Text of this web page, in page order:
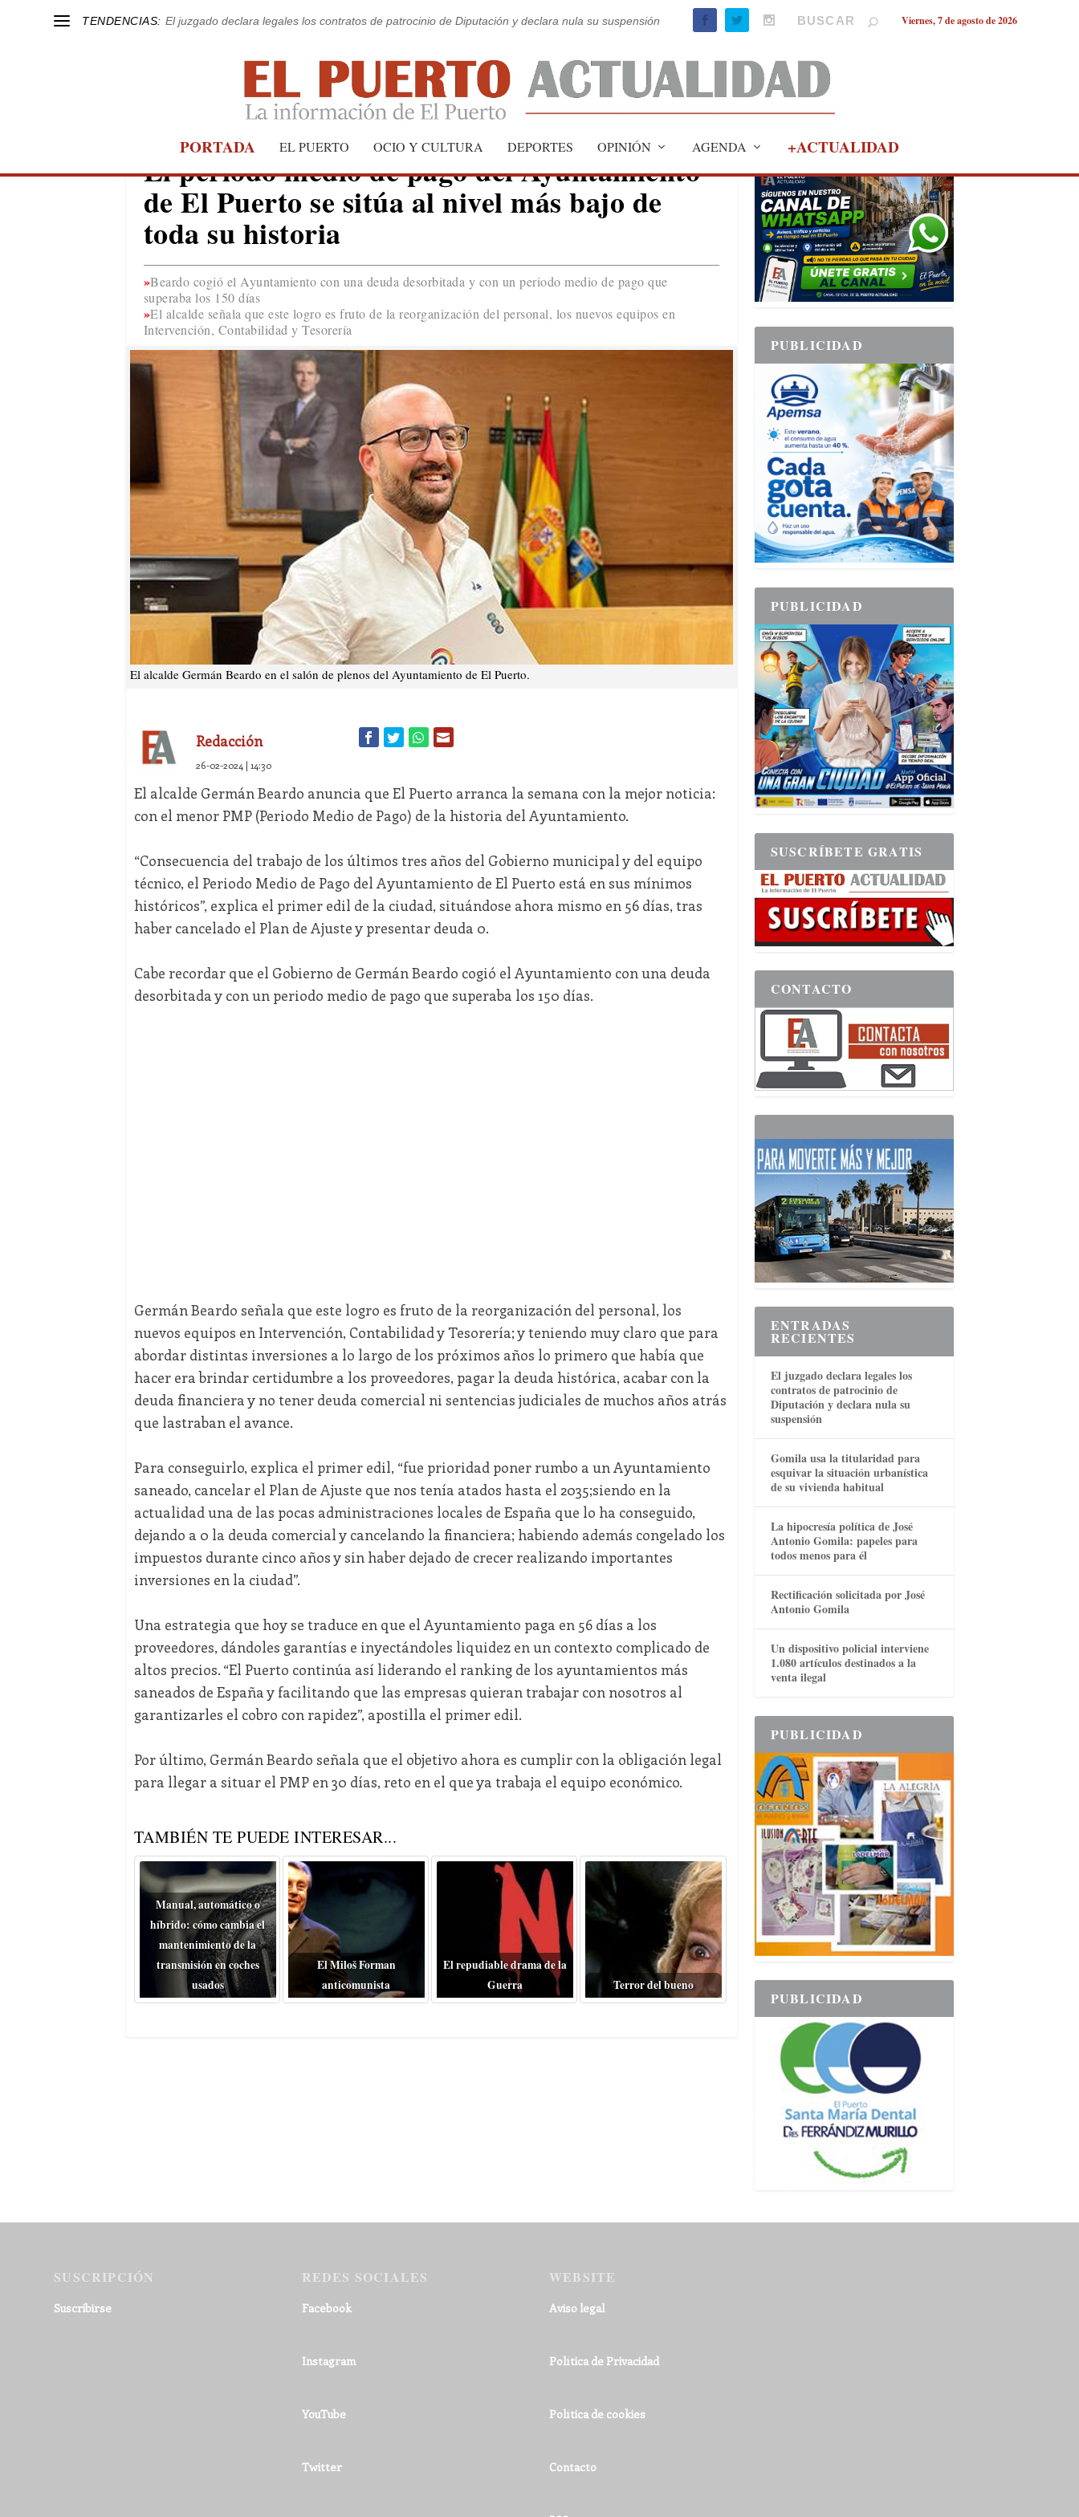
TENDENCIAS: El juzgado declara legales los contratos de patrocinio de Diputación y declara nula su suspensión Viernes, 7 de agosto de 2026
PORTADA EL PUERTO OCIO Y CULTURA DEPORTES OPINIÓN AGENDA +ACTUALIDAD
EL PUERTO
El periodo medio de pago del Ayuntamiento
de El Puerto se sitúa al nivel más bajo de
toda su historia
Beardo cogió el Ayuntamiento con una deuda desorbitada y con un periodo medio de pago que
superaba los 150 días
El alcalde señala que este logro es fruto de la reorganización del personal, los nuevos equipos en
Intervención, Contabilidad y Tesorería
El alcalde Germán Beardo en el salón de plenos del Ayuntamiento de El Puerto.
Redacción
26-02-2024 | 14:30
El alcalde Germán Beardo anuncia que El Puerto arranca la semana con la mejor noticia:
con el menor PMP (Periodo Medio de Pago) de la historia del Ayuntamiento.
“Consecuencia del trabajo de los últimos tres años del Gobierno municipal y del equipo
técnico, el Periodo Medio de Pago del Ayuntamiento de El Puerto está en sus mínimos
históricos”, explica el primer edil de la ciudad, situándose ahora mismo en 56 días, tras
haber cancelado el Plan de Ajuste y presentar deuda 0.
Cabe recordar que el Gobierno de Germán Beardo cogió el Ayuntamiento con una deuda
desorbitada y con un periodo medio de pago que superaba los 150 días.
Germán Beardo señala que este logro es fruto de la reorganización del personal, los
nuevos equipos en Intervención, Contabilidad y Tesorería; y teniendo muy claro que para
abordar distintas inversiones a lo largo de los próximos años lo primero que había que
hacer era brindar certidumbre a los proveedores, pagar la deuda histórica, acabar con la
deuda financiera y no tener deuda comercial ni sentencias judiciales de muchos años atrás
que lastraban el avance.
Para conseguirlo, explica el primer edil, “fue prioridad poner rumbo a un Ayuntamiento
saneado, cancelar el Plan de Ajuste que nos tenía atados hasta el 2035;siendo en la
actualidad una de las pocas administraciones locales de España que lo ha conseguido,
dejando a 0 la deuda comercial y cancelando la financiera; habiendo además congelado los
impuestos durante cinco años y sin haber dejado de crecer realizando importantes
inversiones en la ciudad”.
Una estrategia que hoy se traduce en que el Ayuntamiento paga en 56 días a los
proveedores, dándoles garantías e inyectándoles liquidez en un contexto complicado de
altos precios. “El Puerto continúa así liderando el ranking de los ayuntamientos más
saneados de España y facilitando que las empresas quieran trabajar con nosotros al
garantizarles el cobro con rapidez”, apostilla el primer edil.
Por último, Germán Beardo señala que el objetivo ahora es cumplir con la obligación legal
para llegar a situar el PMP en 30 días, reto en el que ya trabaja el equipo económico.
TAMBIÉN TE PUEDE INTERESAR...
Manual, automático o
híbrido: cómo cambia el
mantenimiento de la
transmisión en coches
usados
El Miloš Forman
anticomunista
El repudiable drama de la
Guerra
Terror del bueno
PUBLICIDAD
PUBLICIDAD
PUBLICIDAD
SUSCRÍBETE GRATIS
CONTACTO
ENTRADAS
RECIENTES
El juzgado declara legales los
contratos de patrocinio de
Diputación y declara nula su
suspensión
Gomila usa la titularidad para
esquivar la situación urbanística
de su vivienda habitual
La hipocresía política de José
Antonio Gomila: papeles para
todos menos para él
Rectificación solicitada por José
Antonio Gomila
Un dispositivo policial interviene
1.080 artículos destinados a la
venta ilegal
PUBLICIDAD
PUBLICIDAD
SUSCRIPCIÓN
Suscribirse
REDES SOCIALES
Facebook
Instagram
YouTube
Twitter
WEBSITE
Aviso legal
Política de Privacidad
Política de cookies
Contacto